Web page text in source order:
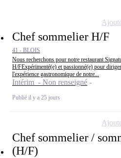
Chef sommelier H/F
41 - BLOIS
Nous recherchons pour notre restaurant
H/FExpérimenté(e) et passionné(e) pour
l'expérience gastronomique de notre...
Intérim - Non renseigné
Publié il y a 25 jours
Chef sommelier /
(H/F)